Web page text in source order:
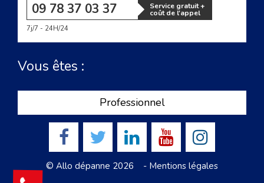
09 78 37 03 37 Service gratuit +
coût de l'appel
7j/7 - 24H/24
Vous êtes :
Professionnel
© Allo dépanne 2026 - Mentions légales